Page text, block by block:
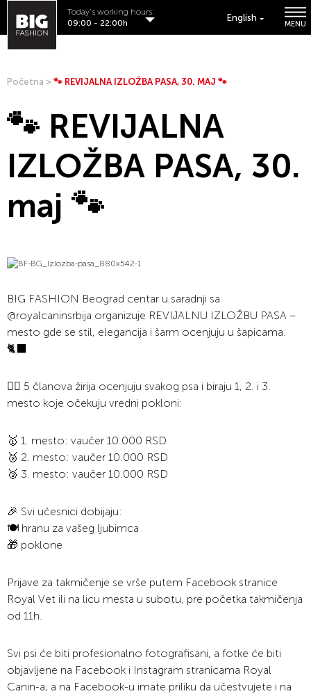
English
MENU
Today's working hours:
09:00 - 22:00h
Početna > 🐾 REVIJALNA IZLOŽBA PASA, 30. MAJ 🐾
🐾 REVIJALNA
IZLOŽBA PASA, 30.
maj 🐾
BIG FASHION Beograd centar u saradnji sa
@royalcaninsrbija organizuje REVIJALNU IZLOŽBU PASA –
mesto gde se stil, elegancija i šarm ocenjuju u šapicama.
🐈‍⬛
👩‍⚖️ 5 članova žirija ocenjuju svakog psa i biraju 1, 2. i 3.
mesto koje očekuju vredni pokloni:
🥇 1. mesto: vaučer 10.000 RSD
🥈 2. mesto: vaučer 10.000 RSD
🥉 3. mesto: vaučer 10.000 RSD
🎉 Svi učesnici dobijaju:
🍽️ hranu za vašeg ljubimca
🎁 poklone
Prijave za takmičenje se vrše putem Facebook stranice
Royal Vet ili na licu mesta u subotu, pre početka takmičenja
od 11h.
Svi psi će biti profesionalno fotografisani, a fotke će biti
objavljene na Facebook i Instagram stranicama Royal
Canin-a, a na Facebook-u imate priliku da učestvujete i na